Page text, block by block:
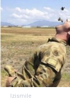
Izismile